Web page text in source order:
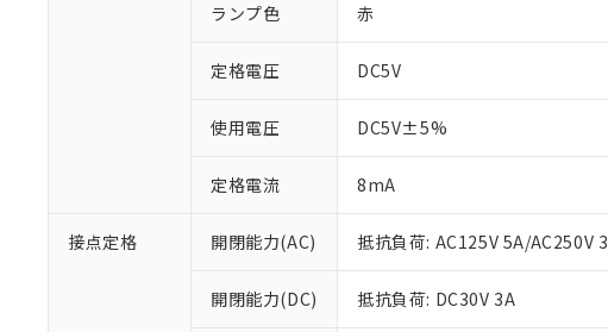
ランプ色 赤
定格電圧 DC5V
使用電圧 DC5V±5%
定格電流 8mA
接点定格 開閉能力(AC) 抵抗負荷: AC125V 5A/AC250V
開閉能力(DC) 抵抗負荷: DC30V 3A
ご利用条件
以下の条件をお読みいただ
※1 対応状況
対応予定なし：EU RoHS指
調査・確認中：EU RoHS指
非該当品：ライセンス料な
仕入先様の事情により、非
があります。
※1 中国RoHS○×表
「○」：最大均質材料含有